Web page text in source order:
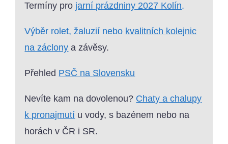
Termíny pro jarní prázdniny 2027 Kolín.
Výběr rolet, žaluzií nebo kvalitních kolejnic
na záclony a závěsy.
Přehled PSČ na Slovensku
Nevíte kam na dovolenou? Chaty a chalupy
k pronajmutí u vody, s bazénem nebo na
horách v ČR i SR.